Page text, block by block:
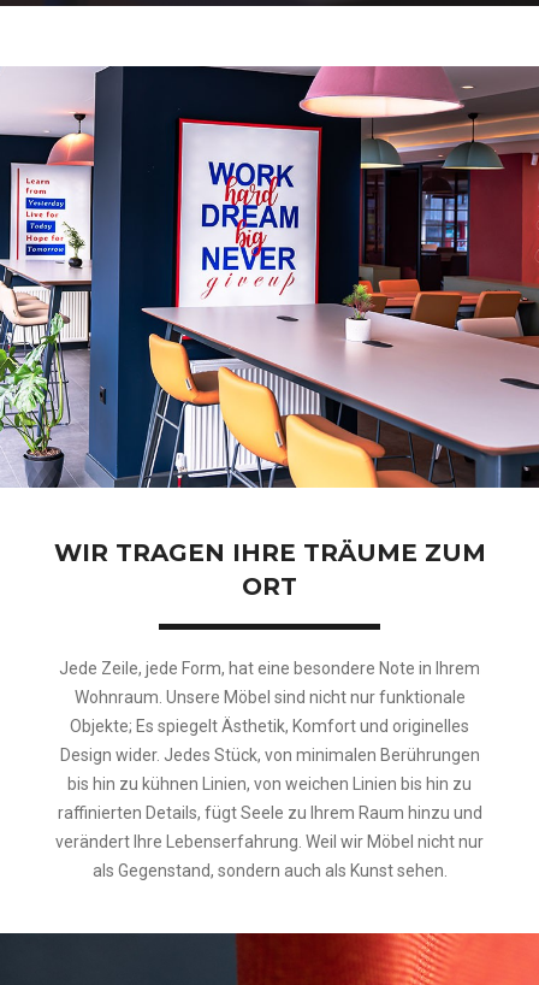
WIR TRAGEN IHRE TRÄUME ZUM
ORT
Jede Zeile, jede Form, hat eine besondere Note in Ihrem
Wohnraum. Unsere Möbel sind nicht nur funktionale
Objekte; Es spiegelt Ästhetik, Komfort und originelles
Design wider. Jedes Stück, von minimalen Berührungen
bis hin zu kühnen Linien, von weichen Linien bis hin zu
raffinierten Details, fügt Seele zu Ihrem Raum hinzu und
verändert Ihre Lebenserfahrung. Weil wir Möbel nicht nur
als Gegenstand, sondern auch als Kunst sehen.